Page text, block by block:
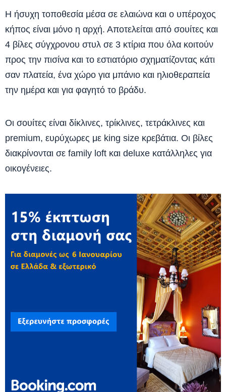
Η ήσυχη τοποθεσία μέσα σε ελαιώνα και ο υπέροχος
κήπος είναι μόνο η αρχή. Αποτελείται από σουίτες και
4 βίλες σύγχρονου στυλ σε 3 κτίρια που όλα κοιτούν
προς την πισίνα και το εστιατόριο σχηματίζοντας κάτι
σαν πλατεία, ένα χώρο για μπάνιο και ηλιοθεραπεία
την ημέρα και για φαγητό το βράδυ.
Οι σουίτες είναι δίκλινες, τρίκλινες, τετράκλινες και
premium, ευρύχωρες με king size κρεβάτια. Οι βίλες
διακρίνονται σε family loft και deluxe κατάλληλες για
οικογένειες.